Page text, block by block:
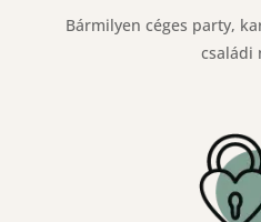
Bármilyen céges party,
családi